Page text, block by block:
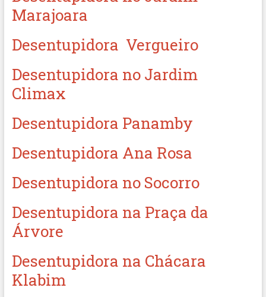
Marajoara
Desentupidora Vergueiro
Desentupidora no Jardim
Climax
Desentupidora Panamby
Desentupidora Ana Rosa
Desentupidora no Socorro
Desentupidora na Praça da
Árvore
Desentupidora na Chácara
Klabim